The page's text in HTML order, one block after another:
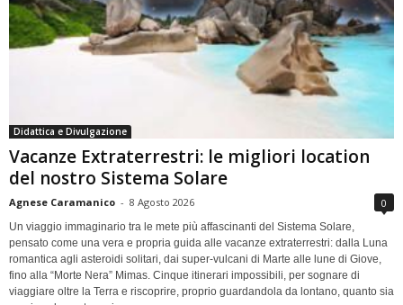
Didattica e Divulgazione
Vacanze Extraterrestri: le migliori location
del nostro Sistema Solare
Agnese Caramanico - 8 Agosto 2026 0
Un viaggio immaginario tra le mete più affascinanti del Sistema Solare,
pensato come una vera e propria guida alle vacanze extraterrestri: dalla Luna
romantica agli asteroidi solitari, dai super-vulcani di Marte alle lune di Giove,
fino alla “Morte Nera” Mimas. Cinque itinerari impossibili, per sognare di
viaggiare oltre la Terra e riscoprire, proprio guardandola da lontano, quanto sia